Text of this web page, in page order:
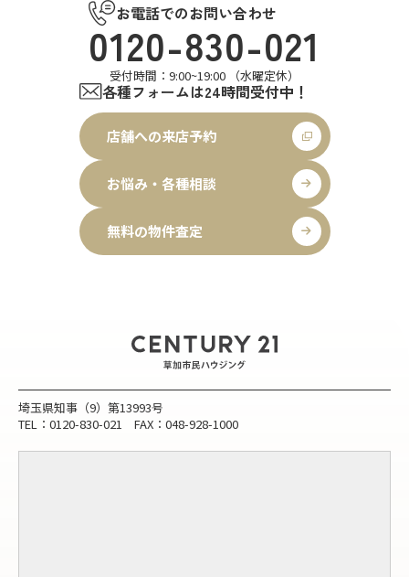
お電話でのお問い合わせ
0120-830-021
受付時間：9:00~19:00 （水曜定休）
各種フォームは24時間受付中！
店舗への来店予約
お悩み・各種相談
無料の物件査定
埼玉県知事（9）第13993号
TEL：0120-830-021 FAX：048-928-1000